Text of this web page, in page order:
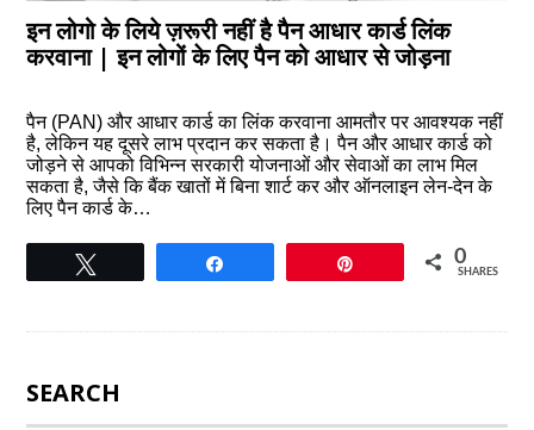
इन लोगो के लिये ज़रूरी नहीं है पैन आधार कार्ड लिंक
करवाना | इन लोगों के लिए पैन को आधार से जोड़ना
पैन (PAN) और आधार कार्ड का लिंक करवाना आमतौर पर आवश्यक नहीं
है, लेकिन यह दूसरे लाभ प्रदान कर सकता है। पैन और आधार कार्ड को
जोड़ने से आपको विभिन्न सरकारी योजनाओं और सेवाओं का लाभ मिल
सकता है, जैसे कि बैंक खातों में बिना शार्ट कर और ऑनलाइन लेन-देन के
लिए पैन कार्ड के…
0
SHARES
SEARCH